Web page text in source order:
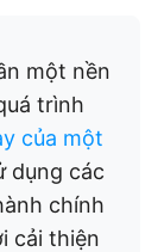
một nền
trình
của một
dụng các
chính
cải thiện